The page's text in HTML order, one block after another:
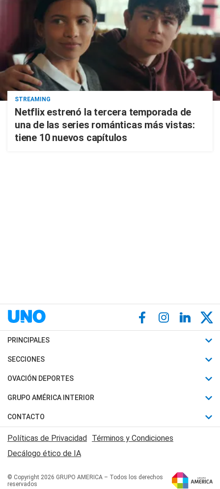
STREAMING
Netflix estrenó la tercera temporada de
una de las series románticas más vistas:
tiene 10 nuevos capítulos
PRINCIPALES
Últimas Noticias
Política
Judiciales
Economia
SECCIONES
Horóscopo
Motores
Trucos caseros
Series y Películas
Edictos y Solicitadas
OVACIÓN DEPORTES
Fútbol
Mundial
Automovilismo
Rugby
Básquet
GRUPO AMÉRICA INTERIOR
Canal 7 en Vivo
San Juan 8
CONTACTO
Acerca de Nosotros
Contactanos
Políticas de Privacidad Términos y Condiciones
Decálogo ético de IA
© Copyright 2026 GRUPO AMERICA – Todos los derechos
reservados